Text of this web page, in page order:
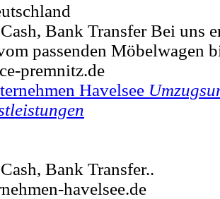
Bank Transfer Bei uns
passenden Möbelwagen
premnitz.de
Havelsee
Bank Transfer..
havelsee.de